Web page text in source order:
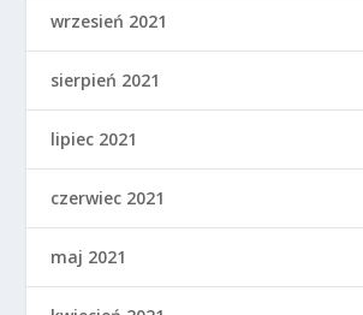
wrzesień 2021
sierpień 2021
lipiec 2021
czerwiec 2021
maj 2021